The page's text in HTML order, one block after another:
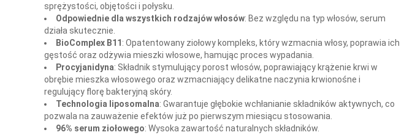
sprężystości, objętości i połysku.
Odpowiednie dla wszystkich rodzajów włosów: Bez względu na typ włosów, serum
działa skutecznie.
BioComplex B11 : Opatentowany ziołowy kompleks, który wzmacnia włosy, poprawia ich
gęstość oraz odżywia mieszki włosowe, hamując proces wypadania.
Procyjanidyna: Składnik stymulujący porost włosów, poprawiający krążenie krwi w
obrębie mieszka włosowego oraz wzmacniający delikatne naczynia krwionośne i
regulujący florę bakteryjną skóry.
Technologia liposomalna: Gwarantuje głębokie wchłanianie składników aktywnych, co
pozwala na zauważenie efektów już po pierwszym miesiącu stosowania.
96% serum ziołowego: Wysoka zawartość naturalnych składników.